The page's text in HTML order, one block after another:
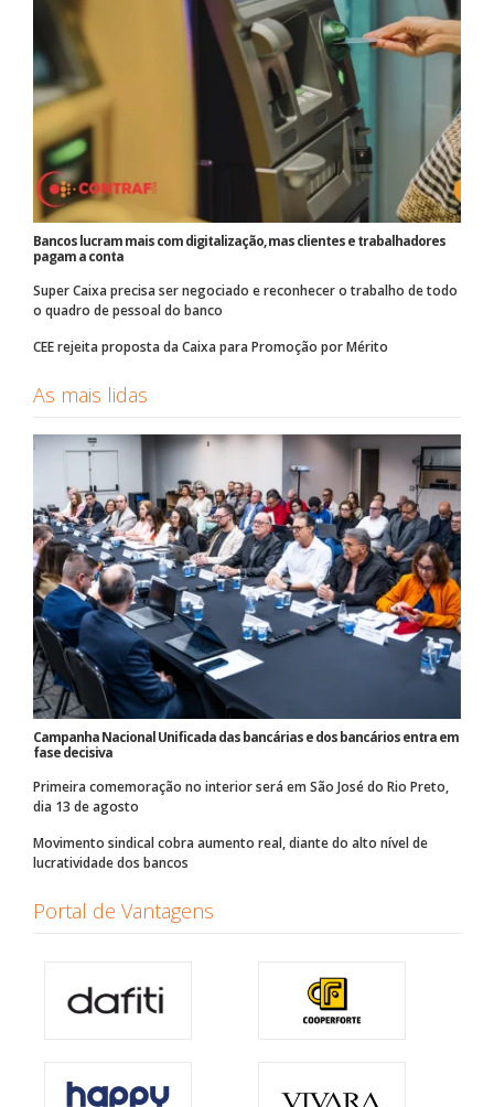
Bancos lucram mais com digitalização, mas clientes e trabalhadores
pagam a conta
Super Caixa precisa ser negociado e reconhecer o trabalho de todo
o quadro de pessoal do banco
CEE rejeita proposta da Caixa para Promoção por Mérito
As mais lidas
Campanha Nacional Unificada das bancárias e dos bancários entra em
fase decisiva
Primeira comemoração no interior será em São José do Rio Preto,
dia 13 de agosto
Movimento sindical cobra aumento real, diante do alto nível de
lucratividade dos bancos
Portal de Vantagens